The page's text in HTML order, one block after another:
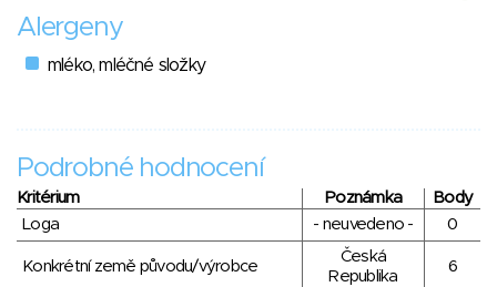
Alergeny
mléko, mléčné složky
Podrobné hodnocení
Kritérium Poznámka
Body
Loga
- neuvedeno - 0
Konkrétní země původu/výrobce
Česká
Republika
6